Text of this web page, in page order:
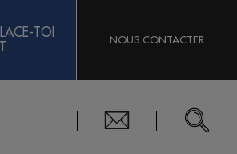
TOI
NOUS CONTACTER